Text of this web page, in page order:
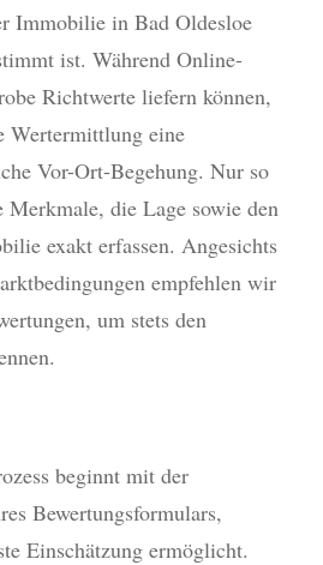
Immobilie in Bad Oldesloe
ist. Während Online-
Richtwerte liefern können,
Wertermittlung eine
Vor-Ort-Begehung. Nur so
die Lage sowie den
exakt erfassen. Angesichts
empfehlen wir
um stets den
beginnt mit der
Bewertungsformulars,
Einschätzung ermöglicht.